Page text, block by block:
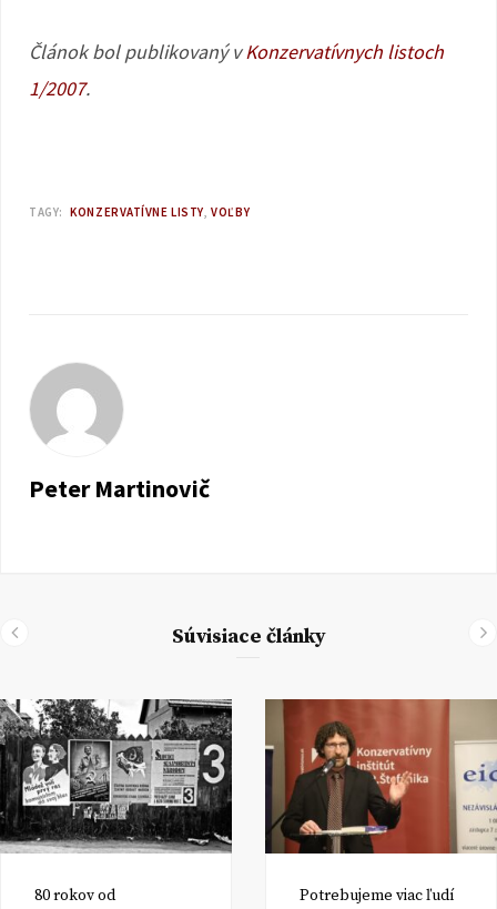
Článok bol publikovaný vKonzervatívnych listoch
1/2007.
TAGY: KONZERVATÍVNE LISTY VOĽBY
Peter Martinovič
Súvisiace články
80 rokov od Potrebujeme viac ľudí